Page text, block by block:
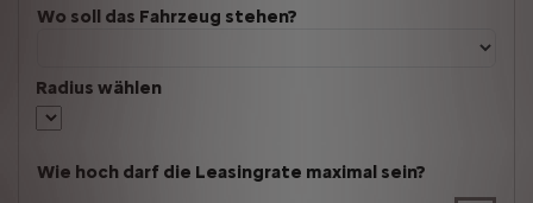
Wo soll das Fahrzeug stehen?
Radius wählen
Wie hoch darf die Leasingrate maximal sein?